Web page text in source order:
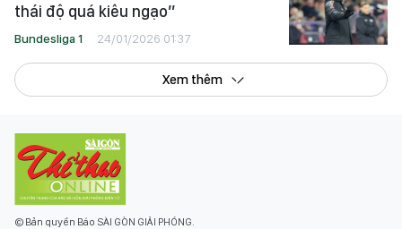
thái độ quá kiêu ngạo”
Bundesliga 1 24/01/2026 01:37
Xem thêm
© Bản quyền Báo SÀI GÒN GIẢI PHÓNG.